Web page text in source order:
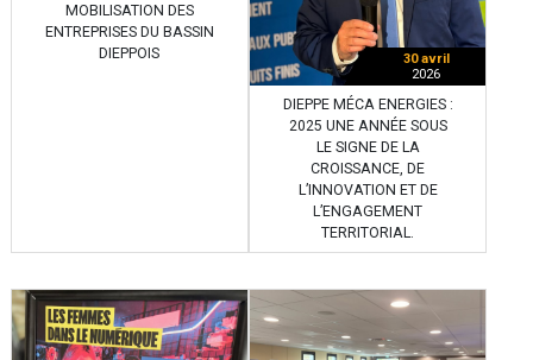
MOBILISATION DES
ENTREPRISES DU BASSIN
DIEPPOIS
30 avril
2026
DIEPPE MÉCA ENERGIES :
2025 UNE ANNÉE SOUS
LE SIGNE DE LA
CROISSANCE, DE
L’INNOVATION ET DE
L’ENGAGEMENT
TERRITORIAL.